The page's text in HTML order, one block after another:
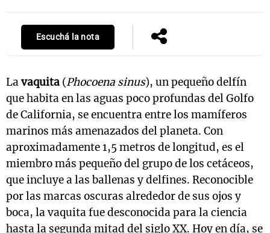
Escuchá la nota
Lavaquita (Phocoena sinus), un pequeño delfín
que habita en las aguas poco profundas del Golfo
de California, se encuentra entre los mamíferos
marinos más amenazados del planeta. Con
aproximadamente 1,5 metros de longitud, es el
miembro más pequeño del grupo de los cetáceos,
que incluye a las ballenas y delfines. Reconocible
por las marcas oscuras alrededor de sus ojos y
boca, la vaquita fue desconocida para la ciencia
hasta la segunda mitad del siglo XX. Hoy en día, se